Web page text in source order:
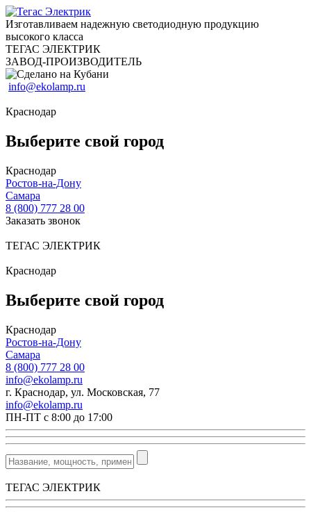
Изготавливаем надежную светодиодную продукцию
высокого класса
ТЕГАС ЭЛЕКТРИК
ЗАВОД-ПРОИЗВОДИТЕЛЬ
info@ekolamp.ru
Краснодар
Выберите свой город
Краснодар
Ростов-на-Дону
Самара
8 (800) 777 28 00
Заказать звонок
ТЕГАС ЭЛЕКТРИК
Краснодар
Выберите свой город
Краснодар
Ростов-на-Дону
Самара
8 (800) 777 28 00
info@ekolamp.ru
г. Краснодар, ул. Московская, 77
info@ekolamp.ru
ПН-ПТ с 8:00 до 17:00
ТЕГАС ЭЛЕКТРИК